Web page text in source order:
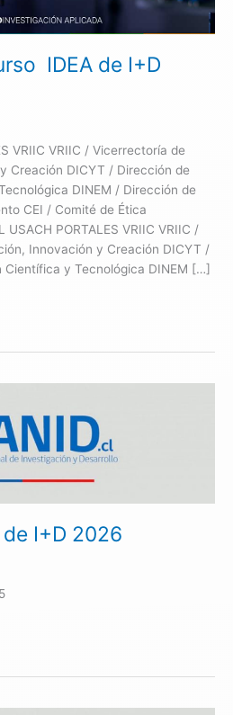
IDEA de I+D
VRIIC VRIIC / Vicerrectoría de
Creación DICYT / Dirección de
DINEM / Dirección de
CEI / Comité de Ética
PORTALES VRIIC VRIIC /
Innovación y Creación DICYT /
y Tecnológica DINEM […]
I+D 2026